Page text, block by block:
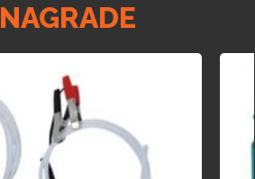
NAGRADE